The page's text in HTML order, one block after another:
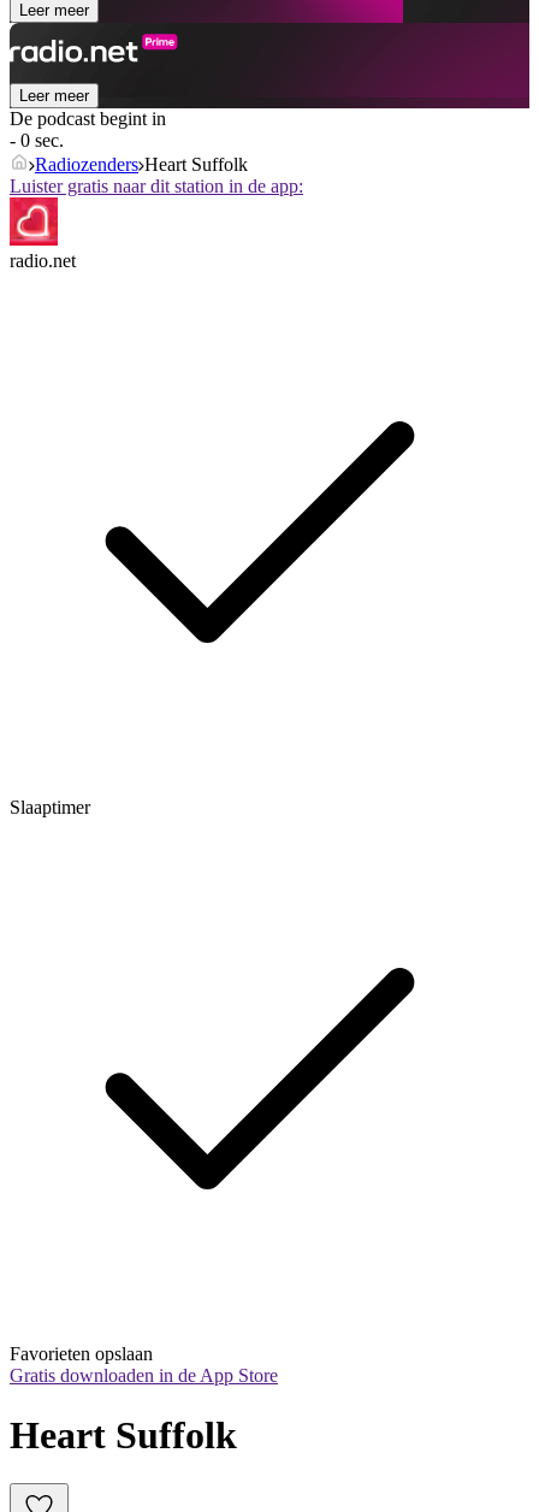
Leer meer
Leer meer
De podcast begint in
- 0 sec.
Radiozenders Heart Suffolk
Luister gratis naar dit station in de app:
radio.net
Slaaptimer
Favorieten opslaan
Gratis downloaden in de App Store
Heart Suffolk